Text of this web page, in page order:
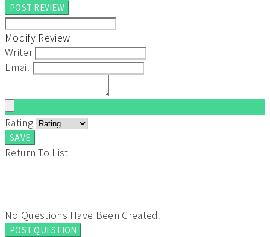
POST REVIEW
Modify Review
Writer
Email
Rating
SAVE
Return To List
No Questions Have Been Created.
POST QUESTION